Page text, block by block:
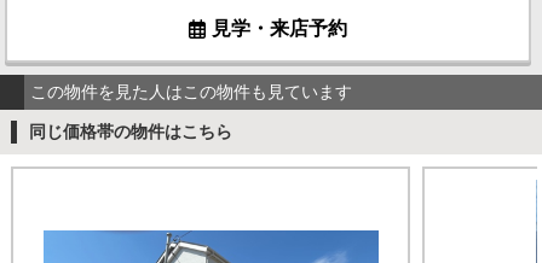
見学・来店予約
この物件を見た人はこの物件も見ています
同じ価格帯の物件はこちら